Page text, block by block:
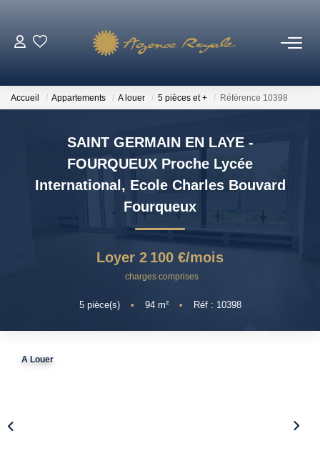
LOCATIONS
ESTIMATION
NOTRE AGENCE
Qui Sommes-Nous ?
Notre Équipe
Accueil Appartements A louer 5 pièces et + Référence 10398
SAINT GERMAIN EN LAYE -
FOURQUEUX Proche Lycée
International, Ecole Charles Bouvard
Fourqueux
Loyer 2 100 €/mois
charges comprises
5pièce(s) • 94m² • Réf : 10398
A Louer